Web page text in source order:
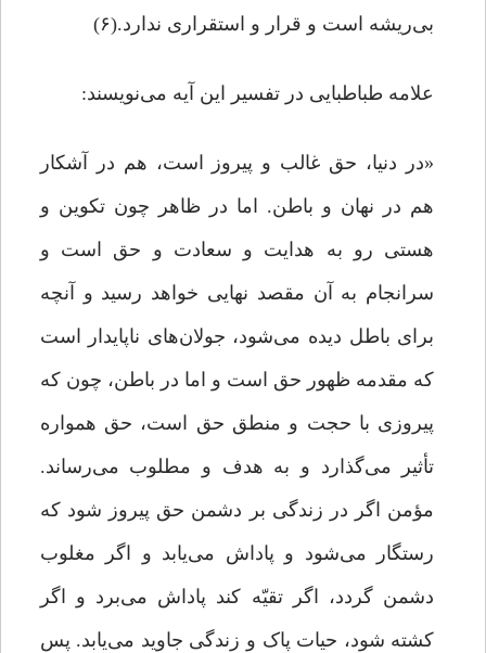
بی‌ریشه است و قرار و استقراری ندارد.(۶)
علامه طباطبایی در تفسیر این آیه می‌نویسند:
«در دنیا، حق غالب و پیروز است، هم در آشکار
هم در نهان و باطن. اما در ظاهر چون تکوین و
هستی رو به هدایت و سعادت و حق است و
سرانجام به آن مقصد نهایی خواهد رسید و آنچه
برای باطل دیده می‌شود، جولان‌های ناپایدار است
که مقدمه ظهور حق است و اما در باطن، چون که
پیروزی با حجت و منطق حق است، حق همواره
تأثیر می‌گذارد و به هدف و مطلوب می‌رساند.
مؤمن اگر در زندگی بر دشمن حق پیروز شود که
رستگار می‌شود و پاداش می‌یابد و اگر مغلوب
دشمن گردد، اگر تقیّه کند پاداش می‌برد و اگر
کشته شود، حیات پاک و زندگی جاوید می‌یابد. پس